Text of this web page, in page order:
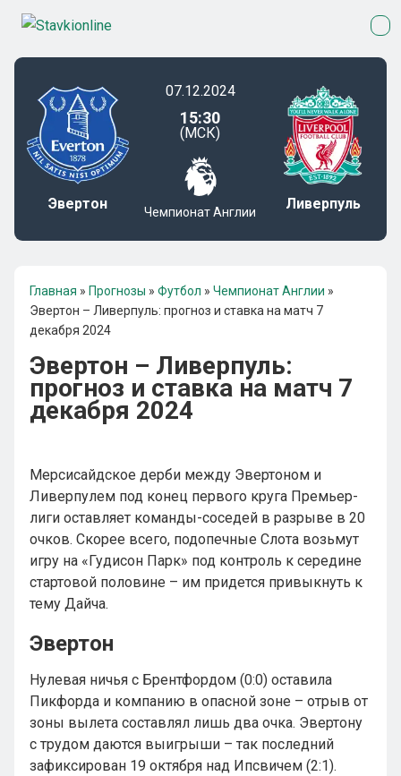
Эвертон
07.12.2024
15:30
(МСК)
Чемпионат Англии Ливерпуль
Главная » Прогнозы » Футбол » Чемпионат Англии »
Эвертон – Ливерпуль: прогноз и ставка на матч 7
декабря 2024
Эвертон – Ливерпуль:
прогноз и ставка на матч 7
декабря 2024
Мерсисайдское дерби между Эвертоном и
Ливерпулем под конец первого круга Премьер-
лиги оставляет команды-соседей в разрыве в 20
очков. Скорее всего, подопечные Слота возьмут
игру на «Гудисон Парк» под контроль к середине
стартовой половине – им придется привыкнуть к
тему Дайча.
Эвертон
Нулевая ничья с Брентфордом (0:0) оставила
Пикфорда и компанию в опасной зоне – отрыв от
зоны вылета составлял лишь два очка. Эвертону
с трудом даются выигрыши – так последний
зафиксирован 19 октября над Ипсвичем (2:1).